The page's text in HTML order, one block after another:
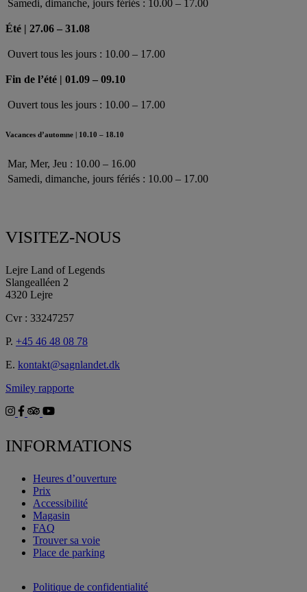
Samedi, dimanche, jours fériés : 10.00 – 17.00
Été | 27.06 – 31.08
Ouvert tous les jours : 10.00 – 17.00
Fin de l’été | 01.09 – 09.10
Ouvert tous les jours : 10.00 – 17.00
Vacances d’automne | 10.10 – 18.10
Mar, Mer, Jeu : 10.00 – 16.00
Samedi, dimanche, jours fériés : 10.00 – 17.00
VISITEZ-NOUS
Lejre Land of Legends
Slangealléen 2
4320 Lejre
Cvr : 33247257
P. +45 46 48 08 78
E. kontakt@sagnlandet.dk
Smiley rapporte
INFORMATIONS
Heures d’ouverture
Prix
Accessibilité
Magasin
FAQ
Trouver sa voie
Place de parking
Politique de confidentialité